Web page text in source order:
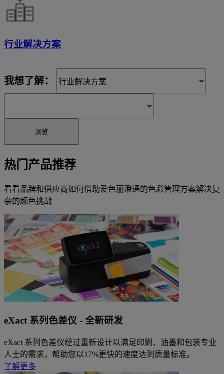
行业解决方案
我想了解：
浏览
热门产品推荐
看看品牌和供应商如何借助爱色丽潘通的色彩管理方案解决复
杂的颜色挑战
eXact 系列色差仪 - 全新研发
eXact 系列色差仪经过重新设计以满足印刷、油墨和包装专业
人士的需求，帮助您以17%更快的速度达到质量标准。
了解更多